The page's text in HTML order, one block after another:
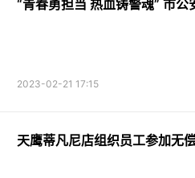
“青春勇担当 热血铸警魂” 市
2023-02-21 17:15
天鹰蒂凡尼店组织员工参加无